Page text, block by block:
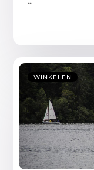
WINKELEN